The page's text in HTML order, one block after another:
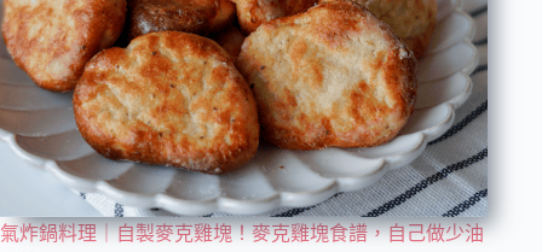
氣炸鍋料理｜自製麥克雞塊！麥克雞塊食譜，自己做少油